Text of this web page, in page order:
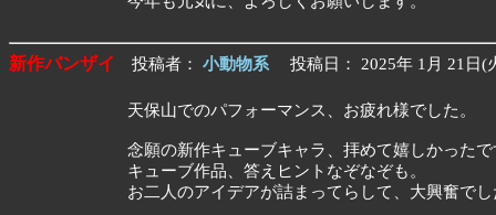
新作バンザイ 投稿者： 小動物系 投稿日： 2025年 1月 21日(
天保山でのパフォーマンス、お疲れ様でした。
念願の新作キューブキャラ、拝めて嬉しかった
キューブ作品、答えヒントなぞなぞも。
お二人のアイデアが詰まってらして、大興奮で